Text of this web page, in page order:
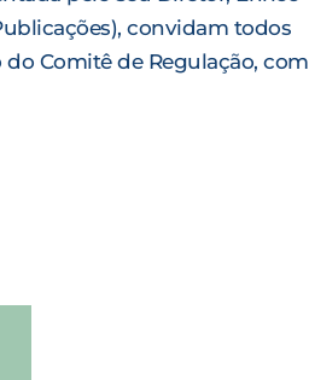
convidam todos
Comitê de Regulação, com